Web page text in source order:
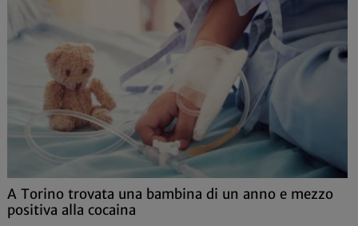
A Torino trovata una bambina di un anno e mezzo
positiva alla cocaina